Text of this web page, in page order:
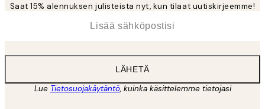
Saat 15% alennuksen julisteista nyt, kun tilaat uutiskirjeemme!
LÄHETÄ
Lue Tietosuojakäytäntö, kuinka käsittelemme tietojasi